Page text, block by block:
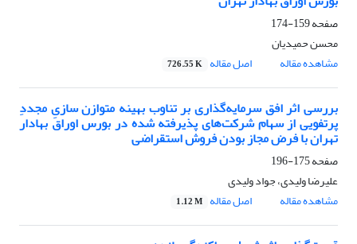
صفحه159-174
محسن حمیدیان
مشاهده مقاله
اصل مقاله 726.55 K
بررسی اثر افق سرمایه‌گذاری بر تناوب بهینه متوازن سازیِ مجددِ
پرتفویی از سهام شرکت‌های پذیرفته شده در بورس اوراق بهادار
تهران با فرض مجاز بودن فروش استقراضی
صفحه175-196
علیرضا ولیدی، جواد ولیدی
مشاهده مقاله
اصل مقاله 1.12 M